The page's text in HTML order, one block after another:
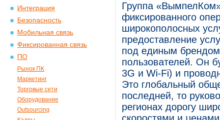
Интеграция
Безопасность
Мобильная связь
Фиксированная связь
ПО
Рынок ПК
Маркетинг
Торговые сети
Оборудование
Outsourcing
Группа
фиксированного
широкополосных
предоставление
под единым
пользователей. Он
3G и Wi-Fi) и
Это глобальный
последней, то
регионах дорогу